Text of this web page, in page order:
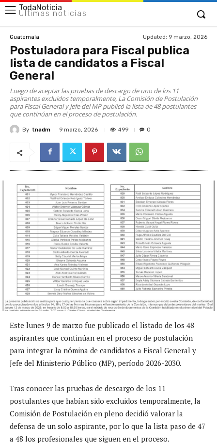
TodaNoticia
Últimas noticias
Guatemala Updated: 9 marzo, 2026
Postuladora para Fiscal publica
lista de candidatos a Fiscal
General
Luego de aceptar las pruebas de descargo de uno de los 11
aspirantes excluidos temporalmente, La Comisión de Postulación
para Fiscal General y Jefe del MP publicó la lista de 48 postulantes
que continúan en el proceso de postulación.
By tnadm 9 marzo, 2026 499 0
Este lunes 9 de marzo fue publicado el listado de los 48
aspirantes que continúan en el proceso de postulación
para integrar la nómina de candidatos a Fiscal General y
Jefe del Ministerio Público (MP), período 2026-2030.
Tras conocer las pruebas de descargo de los 11
postulantes que habían sido excluidos temporalmente, la
Comisión de Postulación en pleno decidió valorar la
defensa de un solo aspirante, por lo que la lista paso de 47
a 48 los profesionales que siguen en el proceso.